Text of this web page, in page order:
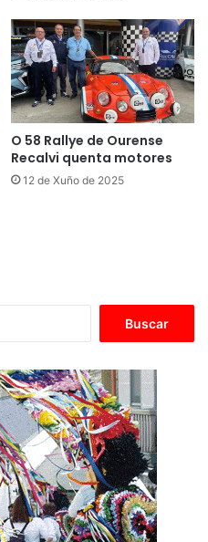
O 58 Rallye de Ourense
Recalvi quenta motores
12 de Xuño de 2025
c
a
r
: